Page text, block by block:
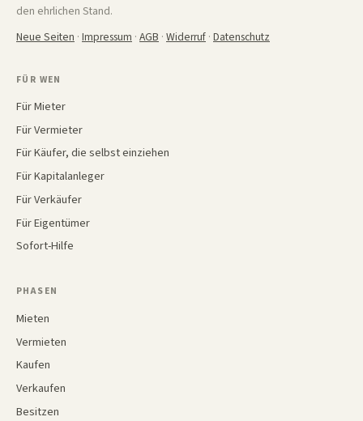
den ehrlichen Stand.
Neue Seiten · Impressum · AGB · Widerruf · Datenschutz
FÜR WEN
Für Mieter
Für Vermieter
Für Käufer, die selbst einziehen
Für Kapitalanleger
Für Verkäufer
Für Eigentümer
Sofort-Hilfe
PHASEN
Mieten
Vermieten
Kaufen
Verkaufen
Besitzen